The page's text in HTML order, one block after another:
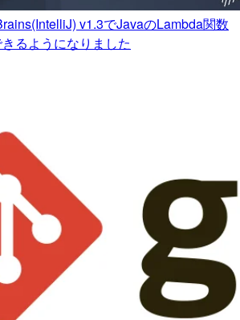
v1.3でJavaのLambda関数
るようになりました